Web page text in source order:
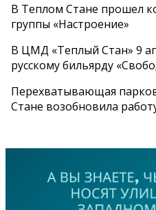
В Теплом Стане прошел
группы «Настроение»
В ЦМД «Теплый Стан» 9
русскому бильярду
Перехватывающая
Стане возобновила